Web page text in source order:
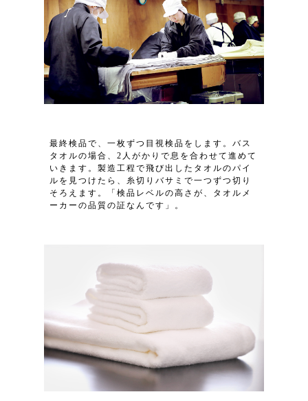
最終検品で、一枚ずつ目視検品をします。バス
タオルの場合、2人がかりで息を合わせて進めて
いきます。製造工程で飛び出したタオルのパイ
ルを見つけたら、糸切りバサミで一つずつ切り
そろえます。「検品レベルの高さが、タオルメ
ーカーの品質の証なんです」。